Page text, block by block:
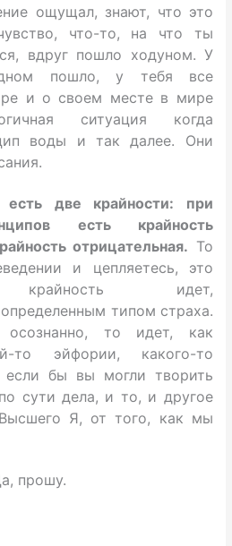
ощущал, знают, что это
что-то, на что ты
вдруг пошло ходуном. У
пошло, у тебя все
и о своем месте в мире
ситуация когда
воды и так далее. Они
две крайности: при
есть крайность
отрицательная. То
и цепляетесь, это
крайность идет,
типом страха.
то идет, как
то эйфории, какого-то
если бы вы могли творить
сути дела, и то, и другое
Я, от того, как мы
прошу.